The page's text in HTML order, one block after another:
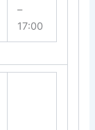
–
17:00